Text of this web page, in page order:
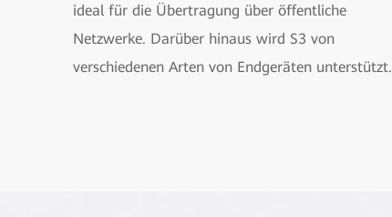
ideal für die Übertragung über öffentliche
Netzwerke. Darüber hinaus wird S3 von
verschiedenen Arten von Endgeräten unterstützt.